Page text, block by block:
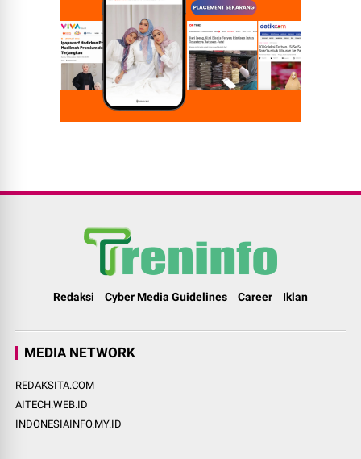
Redaksi Cyber Media Guidelines Career Iklan
MEDIA NETWORK
REDAKSITA.COM
AITECH.WEB.ID
INDONESIAINFO.MY.ID